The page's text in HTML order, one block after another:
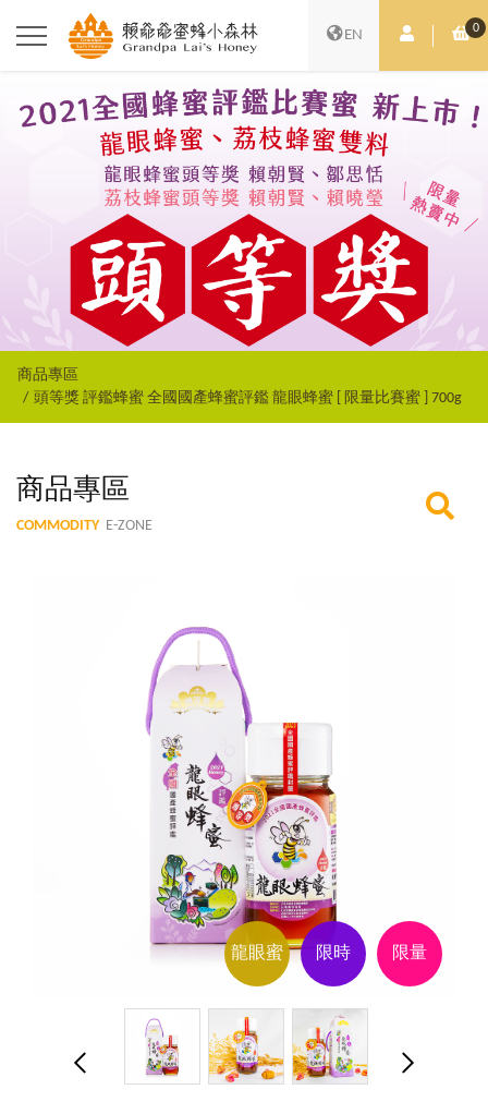
EN 會員中心0
購
商品專區
頭等獎 評鑑蜂蜜 全國國產蜂蜜評鑑 龍眼蜂蜜 [ 限量比賽蜜 ] 700g
商品專區
COMMODITY E-ZONE
限量
限時
龍眼蜜